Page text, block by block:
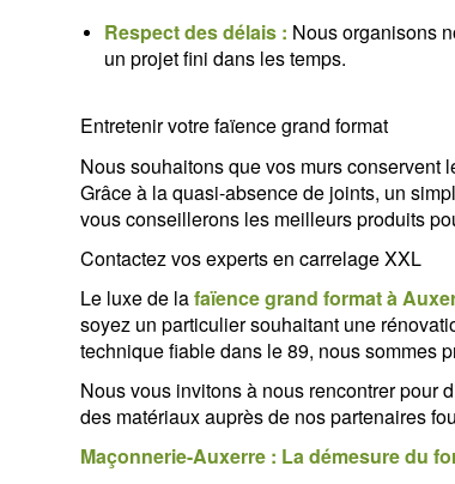
Respect des délais : Nous organisons
un projet fini dans les temps.
Entretenir votre faïence grand format
Nous souhaitons que vos murs conservent
Grâce à la quasi-absence de joints, un
vous conseillerons les meilleurs produits
Contactez vos experts en carrelage XXL
Le luxe de lafaïence grand format à
soyez un particulier souhaitant une
technique fiable dans le 89, nous sommes
Nous vous invitons à nous rencontrer pour
des matériaux auprès de nos partenaires
Maçonnerie-Auxerre : La démesure du